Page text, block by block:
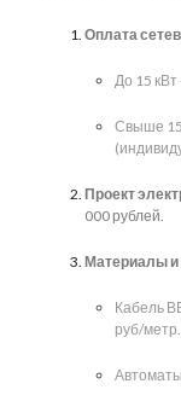
Оплата
До 15 кВт
Свыше 15
Проект
000 рублей.
Материалы и
Кабель
руб/метр.